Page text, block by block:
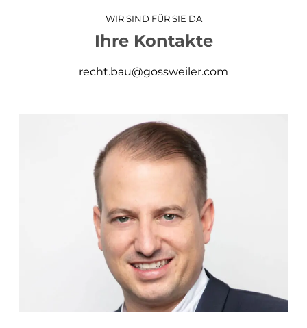
WIR SIND FÜR SIE DA
Ihre Kontakte
recht.bau@gossweiler.com